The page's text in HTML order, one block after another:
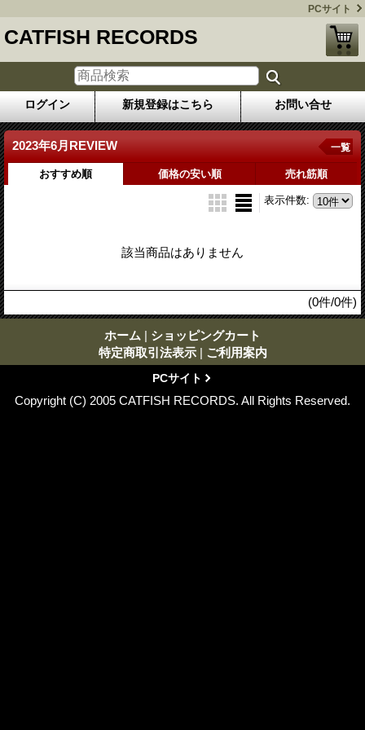
PCサイト
CATFISH RECORDS
ログイン 新規登録はこちら お問い合せ
2023年6月REVIEW 一覧
おすすめ順 価格の安い順 売れ筋順
表示件数:
該当商品はありません
(0件/0件)
ホーム | ショッピングカート
特定商取引法表示 | ご利用案内
PCサイト
Copyright (C) 2005 CATFISH RECORDS. All Rights Reserved.